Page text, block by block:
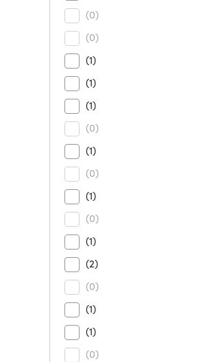
(0)
(0)
(1)
(1)
(1)
(0)
(1)
(0)
(1)
(0)
(1)
(2)
(0)
(1)
(1)
(0)